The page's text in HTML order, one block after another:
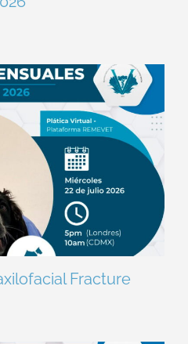
Fracture